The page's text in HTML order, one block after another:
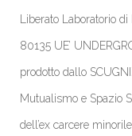
Liberato Laboratorio
80135 UE’
prodotto dallo
Mutualismo e Spazio
dell’ex carcere